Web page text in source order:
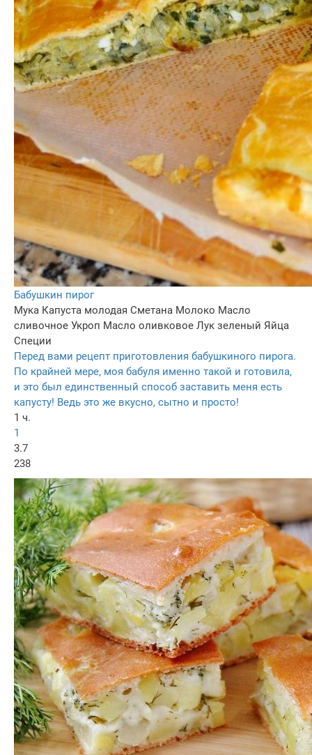
Бабушкин пирог
Мука Капуста молодая Сметана Молоко Масло
сливочное Укроп Масло оливковое Лук зеленый Яйца
Специи
Перед вами рецепт приготовления бабушкиного пирога.
По крайней мере, моя бабуля именно такой и готовила,
и это был единственный способ заставить меня есть
капусту! Ведь это же вкусно, сытно и просто!
1 ч.
1
3.7
238